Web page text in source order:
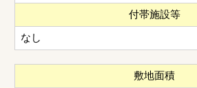
付帯施設等
なし
敷地面積